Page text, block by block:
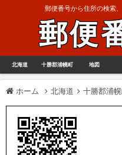
郵便番号から住所の検索
郵便
北海道 十勝郡浦幌町 地図
ホーム 北海道 十勝郡浦